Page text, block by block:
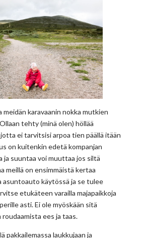
karavaanin nokka mutkien
tehty (minä olen) höllää
ei tarvitsisi arpoa tien päällä itään
on kuitenkin edetä kompanjan
ja suuntaa voi muuttaa jos siltä
meillä on ensimmäistä kertaa
asuntoauto käytössä ja se tulee
etukäteen varailla majapaikkoja
asti. Ei ole myöskään sitä
ees ja taas.
pakkailemassa laukkujaan ja